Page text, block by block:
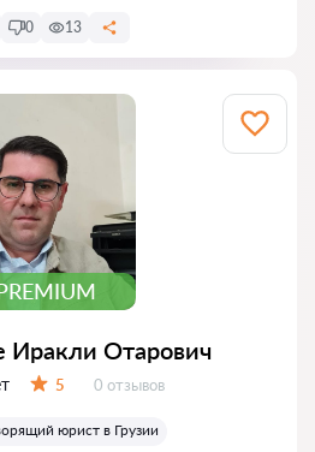
0 13
Иракли Отарович
5 Отзывов:
0 отзывов
юрист в Грузии